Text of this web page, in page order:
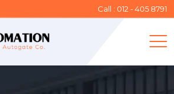
Call : 012 - 405 8791